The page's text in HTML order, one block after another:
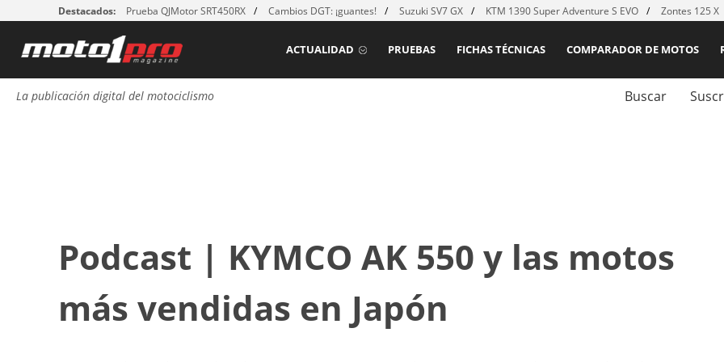
Destacados: Prueba QJMotor SRT450RX Cambios DGT: ¡guantes! Suzuki SV7 GX KTM 1390 Super Adventure S EVO Zontes 125 X
COMPARADOR DE MOTOS
FICHAS TÉCNICAS
PRUEBAS
ACTUALIDAD
La publicación digital del motociclismo Buscar
Podcast | KYMCO AK 550 y las motos
más vendidas en Japón